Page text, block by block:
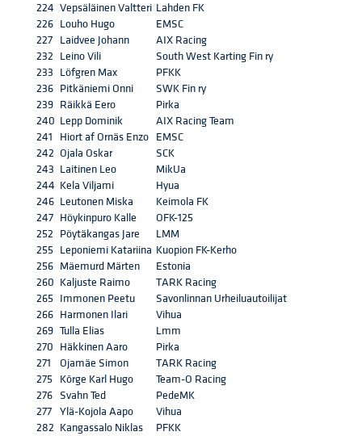
224 Vepsäläinen Valtteri Lahden FK
226 Louho Hugo
EMSC
227 Laidvee Johann
AIX Racing
232 Leino Vili
South West Karting Fin ry
233 Löfgren Max
PFKK
236 Pitkäniemi Onni
SWK Fin ry
239 Räikkä Eero
Pirka
240 Lepp Dominik
AIX Racing Team
241
Hiort af Ornäs Enzo EMSC
242 Ojala Oskar
SCK
243 Laitinen Leo
MikUa
244 Kela Viljami
Hyua
246 Leutonen Miska
Keimola FK
247 Höykinpuro Kalle
OFK-125
252 Pöytäkangas Jare
LMM
255 Leponiemi Katariina Kuopion FK-Kerho
256 Mäemurd Märten
Estonia
260 Kaljuste Raimo
TARK Racing
265 Immonen Peetu
Savonlinnan Urheiluautoilijat
266 Harmonen Ilari
Vihua
269 Tulla Elias
Lmm
270 Häkkinen Aaro
Pirka
271
Ojamäe Simon
TARK Racing
275
Kõrge Karl Hugo
Team-O Racing
276 Svahn Ted
PedeMK
277 Ylä-Kojola Aapo
Vihua
282 Kangassalo Niklas
PFKK